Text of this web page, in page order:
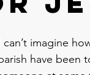
can’t imagine
have been